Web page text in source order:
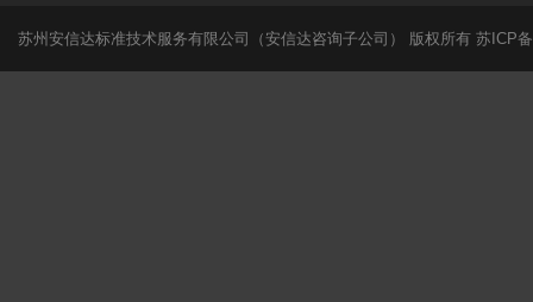
苏州安信达标准技术服务有限公司（安信达咨询子公司） 版权所有 苏ICP